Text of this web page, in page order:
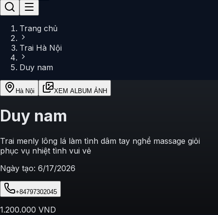
Trang chủ
Trai Hà Nội
Duy nam
Hà Nội XEM ALBUM ẢNH
Duy nam
Trai menly lông lá làm tình dâm tay nghề massage giỏi
phục vụ nhiệt tình vui vẻ
Ngày tạo: 6/17/2026
+84797302045
1.200.000 VND